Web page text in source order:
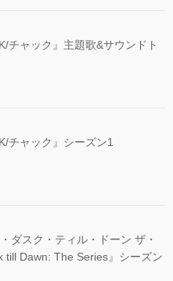
チャック』主題歌&サウンドト
チャック』シーズン1
ダスク・ティル・ドーン ザ・
till Dawn: The Series』シーズン